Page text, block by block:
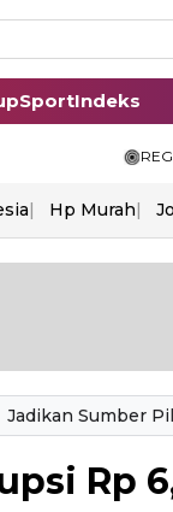
SportIndeks
Hp Murah
Jadikan Sumber
Rp